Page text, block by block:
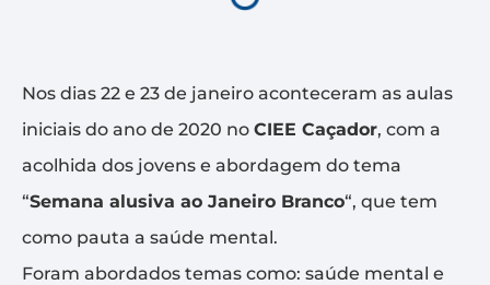
Nos dias 22 e 23 de janeiro aconteceram as aulas
iniciais do ano de 2020 no CIEE Caçador, com a
acolhida dos jovens e abordagem do tema
“Semana alusiva ao Janeiro Branco“, que tem
como pauta a saúde mental.
Foram abordados temas como: saúde mental e